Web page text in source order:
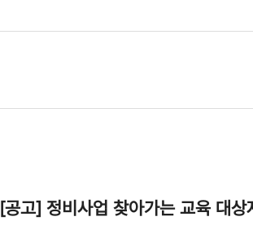
[공고] 정비사업 찾아가는 교육 대상